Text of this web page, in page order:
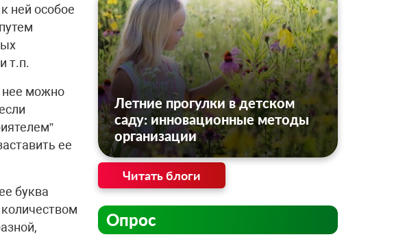
ней особое
т.п.
нее можно
ее
буква
Летние прогулки в детском
саду: инновационные методы
организации
Читать блоги
Опрос